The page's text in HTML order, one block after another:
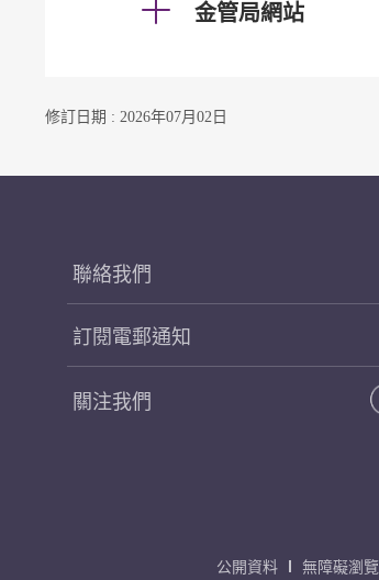
金管局網站
修訂日期 : 2026年07月02日
聯絡我們
訂閱電郵通知
關注我們
公開資料 無障礙瀏覽